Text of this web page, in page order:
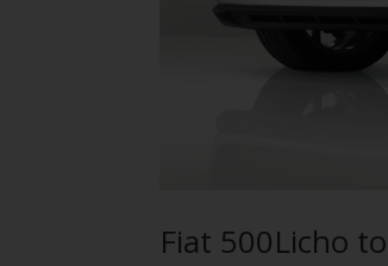
Fiat 500Licho